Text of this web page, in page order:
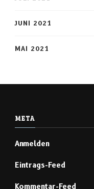
JUNI 2021
MAI 2021
META
Anmelden
Eintrags-Feed
Kommentar-Feed